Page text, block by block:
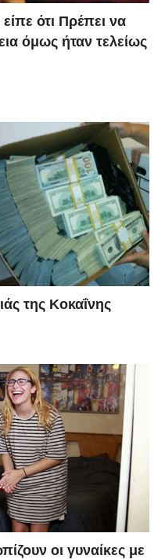
ότι Πρέπει να
όμως ήταν τελείως
της Κοκαΐνης
οι γυναίκες με